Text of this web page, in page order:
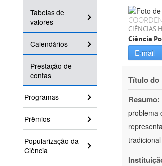
Tabelas de
valores
Calendários
Prestação de
contas
Programas
Prêmios
Popularização da
Ciência
CIÊNCIAS
Ciência
E-mail
Título do
Resumo:
problema